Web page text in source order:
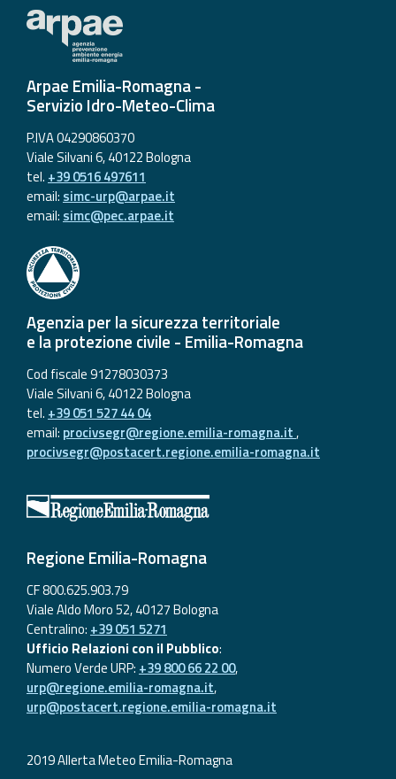
Arpae Emilia-Romagna -
Servizio Idro-Meteo-Clima
P.IVA 04290860370
Viale Silvani 6, 40122 Bologna
tel. +39 0516 497611
email: simc-urp@arpae.it
email: simc@pec.arpae.it
Agenzia per la sicurezza territoriale
e la protezione civile - Emilia-Romagna
Cod fiscale 91278030373
Viale Silvani 6, 40122 Bologna
tel. +39 051 527 44 04
email: procivsegr@regione.emilia-romagna.it,
procivsegr@postacert.regione.emilia-romagna.it
Regione Emilia-Romagna
CF 800.625.903.79
Viale Aldo Moro 52, 40127 Bologna
Centralino: +39 051 5271
Ufficio Relazioni con il Pubblico:
Numero Verde URP: +39 800 66 22 00,
urp@regione.emilia-romagna.it,
urp@postacert.regione.emilia-romagna.it
2019 Allerta Meteo Emilia-Romagna